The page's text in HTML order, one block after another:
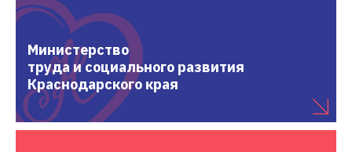
Министерство
труда и социального развития
Краснодарского края